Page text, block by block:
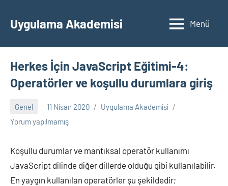
geçUygulama Akademisi Menü
Herkes İçin JavaScript Eğitimi-4:
Operatörler ve koşullu durumlara giriş
Genel 11 Nisan 2020
Uygulama Akademisi
Yorum yapılmamış
Koşullu durumlar ve mantıksal operatör kullanımı
JavaScript dilinde diğer dillerde olduğu gibi kullanılabilir.
En yaygın kullanılan operatörler şu şekildedir;